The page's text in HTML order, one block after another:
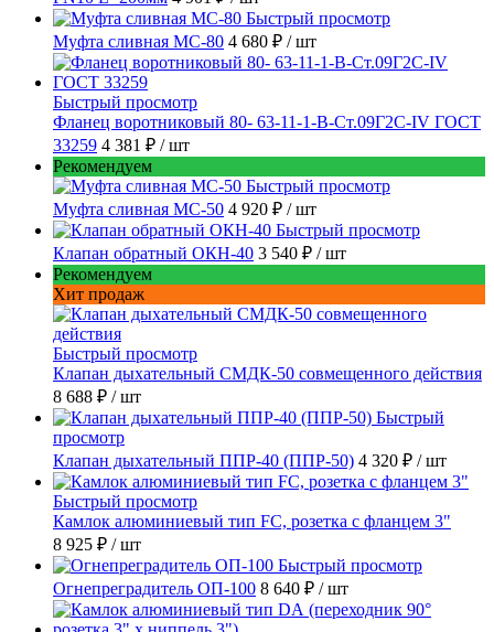
Быстрый просмотр
Муфта сливная МС-80 4 680 ₽ / шт
Быстрый просмотр
Фланец воротниковый 80- 63-11-1-B-Ст.09Г2С-IV ГОСТ
33259 4 381 ₽ / шт
Рекомендуем
Быстрый просмотр
Муфта сливная МС-50 4 920 ₽ / шт
Быстрый просмотр
Клапан обратный ОКН-40 3 540 ₽ / шт
Рекомендуем
Хит продаж
Быстрый просмотр
Клапан дыхательный СМДК-50 совмещенного действия
8 688 ₽ / шт
Быстрый
просмотр
Клапан дыхательный ППР-40 (ППР-50) 4 320 ₽ / шт
Быстрый просмотр
Камлок алюминиевый тип FC, розетка с фланцем 3"
8 925 ₽ / шт
Быстрый просмотр
Огнепреградитель ОП-100 8 640 ₽ / шт